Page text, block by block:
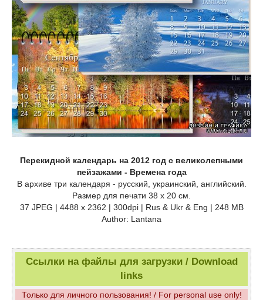
Перекидной календарь на 2012 год с великолепными
пейзажами - Времена года
В архиве три календаря - русский, украинский, английский.
Размер для печати 38 x 20 см.
37 JPEG | 4488 x 2362 | 300dpi | Rus & Ukr & Eng | 248 MB
Author: Lantana
Ссылки на файлы для загрузки / Download
links
Только для личного пользования! / For personal use only!